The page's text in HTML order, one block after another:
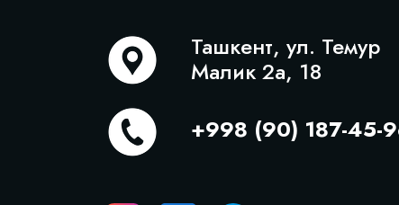
Ташкент, ул. Темур
Малик 2а, 18
+998 (90) 187-45-